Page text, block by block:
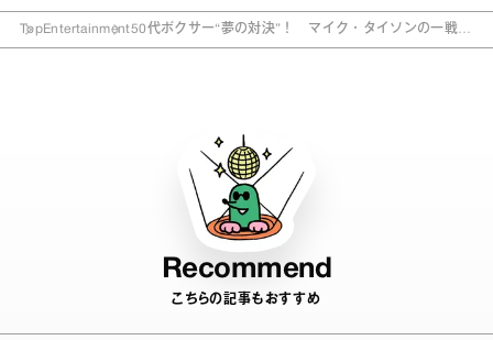
TopEntertainment50代ボクサー“夢の対決”！ マイク・タイソンの一戦、
Recommend
こちらの記事もおすすめ